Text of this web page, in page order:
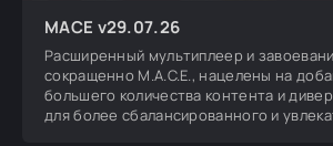
MACE v29.07.26
Расширенный мультиплеер и
сокращенно M.A.C.E., нацелены на
большего количества контента и
для более сбалансированного и